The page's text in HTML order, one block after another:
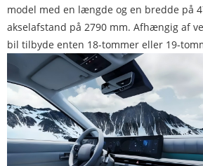
model med en længde og en bredde på
akselafstand på 2790 mm. Afhængig af
bil tilbyde enten 18-tommer eller 19-